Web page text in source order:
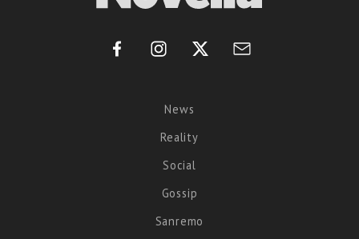
News
Reality
Social
Gossip
Sanremo